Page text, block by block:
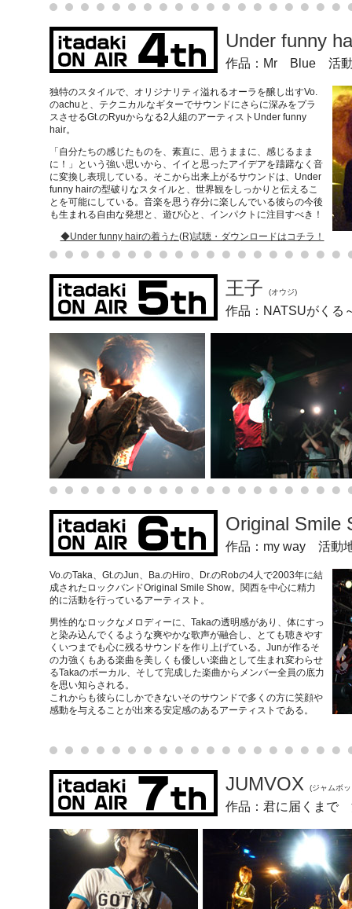
Under funny
作品：Mr Blue 活動
独特のスタイルで、オリジナリティ溢れるオーラを醸し出すVo.
のachuと、テクニカルなギターでサウンドにさらに深みをプラ
スさせるGt.のRyuからなる2人組のアーティストUnder funny
hair。
「自分たちの感じたものを、素直に、思うままに、感じるまま
に！」という強い思いから、イイと思ったアイデアを躊躇なく音
に変換し表現している。そこから出来上がるサウンドは、Under
funny hairの型破りなスタイルと、世界観をしっかりと伝えるこ
とを可能にしている。音楽を思う存分に楽しんでいる彼らの今後
も生まれる自由な発想と、遊び心と、インパクトに注目すべき！
◆Under funny hairの着うた(R)試聴・ダウンロードはコチラ！
王子 (オウジ)
作品：NATSUがくる
Original Smile
作品：my way 活動
Vo.のTaka、Gt.のJun、Ba.のHiro、Dr.のRobの4人で2003年に結
成されたロックバンドOriginal Smile Show。関西を中心に精力
的に活動を行っているアーティスト。
男性的なロックなメロディーに、Takaの透明感があり、体にすっ
と染み込んでくるような爽やかな歌声が融合し、とても聴きやす
くいつまでも心に残るサウンドを作り上げている。Junが作るそ
の力強くもある楽曲を美しくも優しい楽曲として生まれ変わらせ
るTakaのボーカル、そして完成した楽曲からメンバー全員の底力
を思い知らされる。
これからも彼らにしかできないそのサウンドで多くの方に笑顔や
感動を与えることが出来る安定感のあるアーティストである。
JUMVOX (ジャムボ
作品：君に届くまで